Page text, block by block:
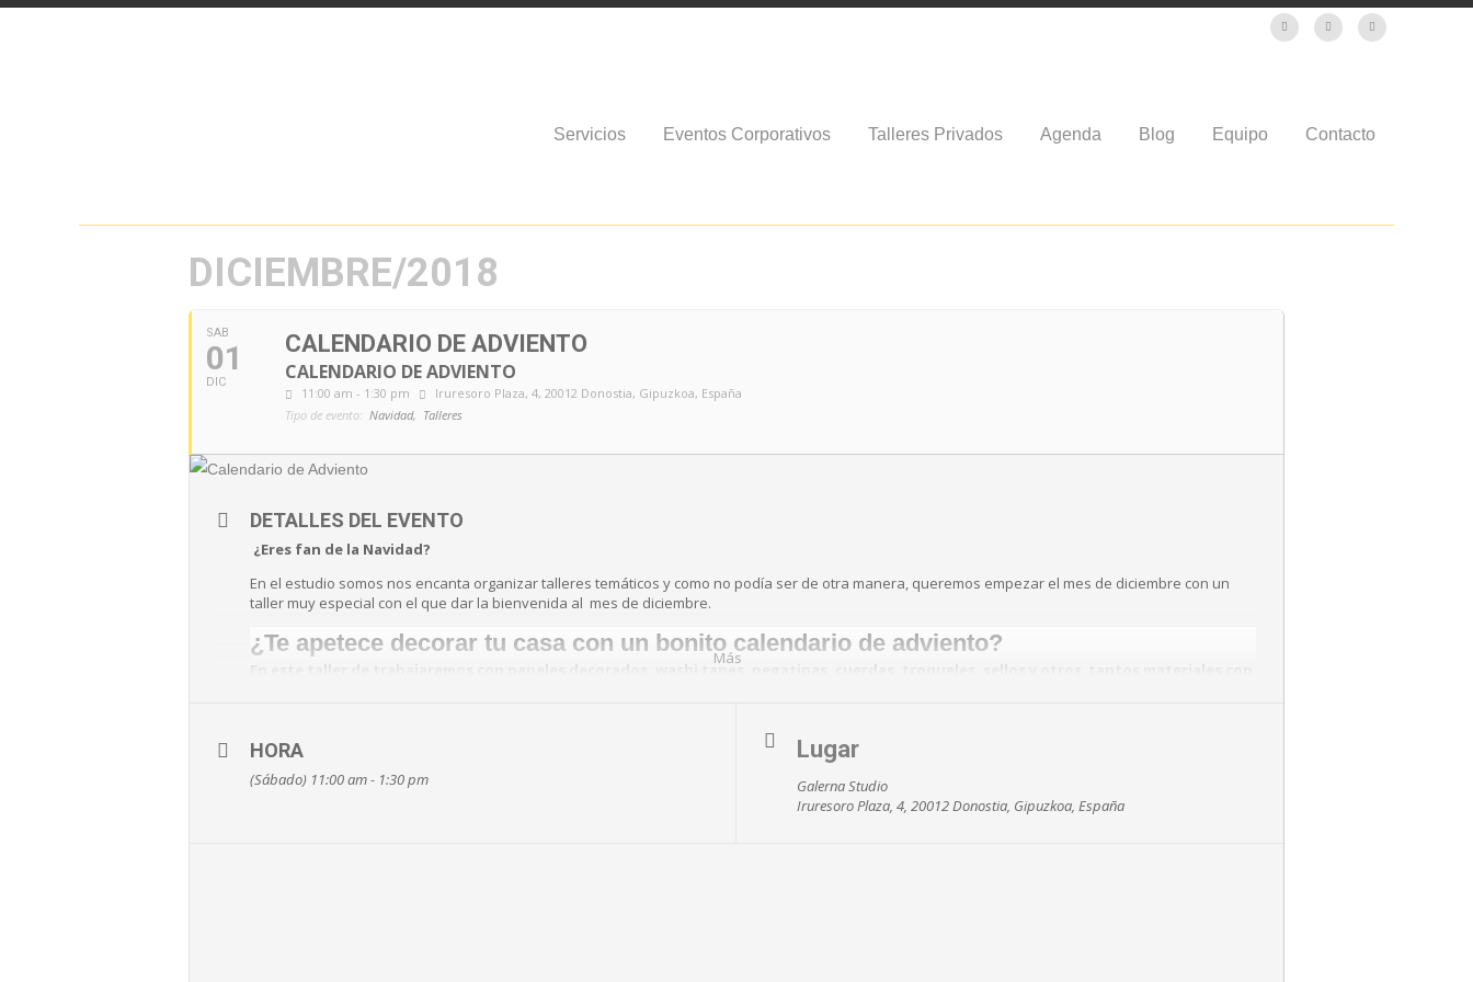
Servicios Eventos Corporativos Talleres Privados Agenda Blog Equipo Contacto
DICIEMBRE/2018
SAB
01
DIC
CALENDARIO DE ADVIENTO
CALENDARIO DE ADVIENTO
11:00 am - 1:30 pm
Iruresoro Plaza, 4, 20012 Donostia, Gipuzkoa, España
Tipo de evento: Navidad, Talleres
Más
DETALLES DEL EVENTO
¿Eres fan de la Navidad?
En el estudio somos nos encanta organizar talleres temáticos y como no podía ser de otra manera, queremos empezar el mes de diciembre con un
taller muy especial con el que dar la bienvenida al mes de diciembre.
¿Te apetece decorar tu casa con un bonito calendario de adviento?
En este taller de trabajaremos con papeles decorados, washi tapes, pegatinas, cuerdas, troqueles, sellos y otros tantos materiales con
HORA
(Sábado) 11:00 am - 1:30 pm
Lugar
Galerna Studio
Iruresoro Plaza, 4, 20012 Donostia, Gipuzkoa, España